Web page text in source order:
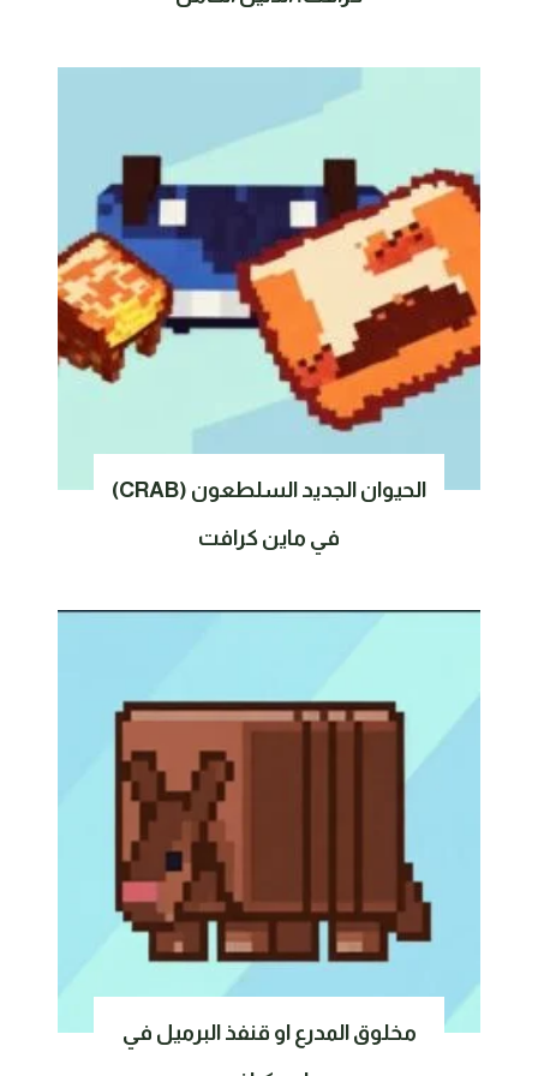
الحيوان الجديد السلطعون (CRAB)
في ماين كرافت
مخلوق المدرع او قنفذ البرميل في